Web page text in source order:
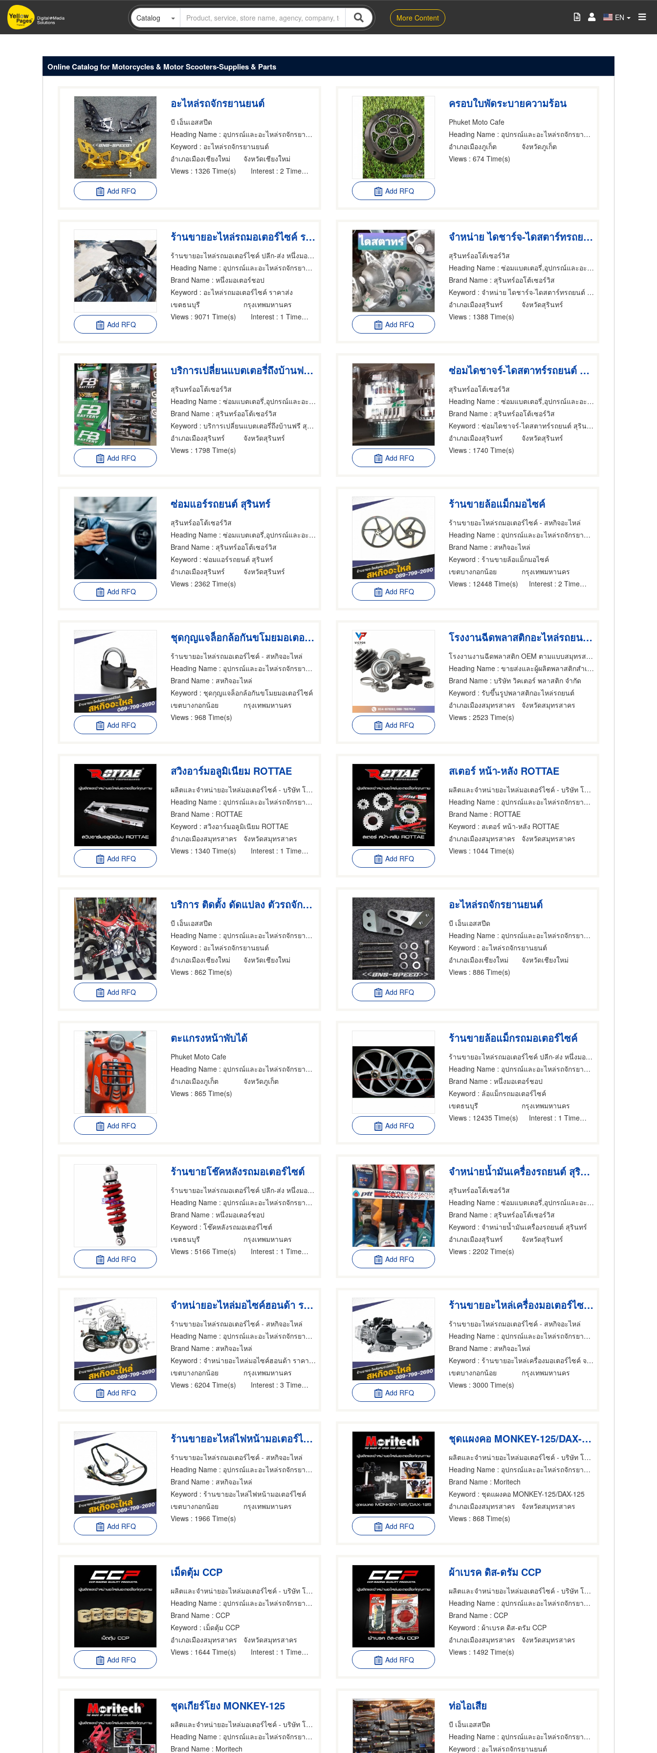
Skip
main
Catalog More Content EN
Online Catalog for Motorcycles & Motor Scooters-Supplies & Parts
Add RFQ
อะไหล่รถจักรยานยนต์
บี เอ็นเอสสปีด
Heading Name : อุปกรณ์และอะไหล่รถจักรยานยนต์และรถสกูตเตอร์
Keyword : อะไหล่รถจักรยานยนต์
อำเภอเมืองเชียงใหม่
จังหวัดเชียงใหม่
Views : 1326 Time(s) Interest : 2 Time(s)
Add RFQ
ครอบใบพัดระบายความร้อน
Phuket Moto Cafe
Heading Name : อุปกรณ์และอะไหล่รถจักรยานยนต์และรถสกูตเตอร์
อำเภอเมืองภูเก็ต
จังหวัดภูเก็ต
Views : 674 Time(s)
Add RFQ
ร้านขายอะไหล่รถมอเตอร์ไซค์ ราคาส่ง
ร้านขายอะไหล่รถมอเตอร์ไซค์ ปลีก-ส่ง หนึ่งมอเตอร์ชอป (FirstMotorshop)
Heading Name : อุปกรณ์และอะไหล่รถจักรยานยนต์และรถสกูตเตอร์
Brand Name : หนึ่งมอเตอร์ชอป
Keyword : อะไหล่รถมอเตอร์ไซค์ ราคาส่ง
เขตธนบุรี
กรุงเทพมหานคร
Views : 9071 Time(s) Interest : 1 Time(s)
Add RFQ
จําหน่าย ไดชาร์จ-ไดสตาร์ทรถยนต์ สุรินทร์
สุรินทร์ออโต้เซอร์วิส
Heading Name : ซ่อมแบตเตอรี่,อุปกรณ์และอะไหล่รถจักรยานยนต์และรถสกูตเตอร์,อุปกรณ์และอะไหล่รถจักรยานยนต์และรถสกูตเตอร์
Brand Name : สุรินทร์ออโต้เซอร์วิส
Keyword : จําหน่าย ไดชาร์จ-ไดสตาร์ทรถยนต์ สุรินทร์
อำเภอเมืองสุรินทร์
จังหวัดสุรินทร์
Views : 1388 Time(s)
Add RFQ
บริการเปลี่ยนแบตเตอรี่ถึงบ้านฟรี สุรินทร์
สุรินทร์ออโต้เซอร์วิส
Heading Name : ซ่อมแบตเตอรี่,อุปกรณ์และอะไหล่รถจักรยานยนต์และรถสกูตเตอร์,อุปกรณ์และอะไหล่รถจักรยานยนต์และรถสกูตเตอร์
Brand Name : สุรินทร์ออโต้เซอร์วิส
Keyword : บริการเปลี่ยนแบตเตอรี่ถึงบ้านฟรี สุรินทร์
อำเภอเมืองสุรินทร์
จังหวัดสุรินทร์
Views : 1798 Time(s)
Add RFQ
ซ่อมไดชาจร์-ไดสตาทร์รถยนต์ สุรินทร์
สุรินทร์ออโต้เซอร์วิส
Heading Name : ซ่อมแบตเตอรี่,อุปกรณ์และอะไหล่รถจักรยานยนต์และรถสกูตเตอร์,อุปกรณ์และอะไหล่รถจักรยานยนต์และรถสกูตเตอร์
Brand Name : สุรินทร์ออโต้เซอร์วิส
Keyword : ซ่อมไดชาจร์-ไดสตาทร์รถยนต์ สุรินทร์
อำเภอเมืองสุรินทร์
จังหวัดสุรินทร์
Views : 1740 Time(s)
Add RFQ
ซ่อมแอร์รถยนต์ สุรินทร์
สุรินทร์ออโต้เซอร์วิส
Heading Name : ซ่อมแบตเตอรี่,อุปกรณ์และอะไหล่รถจักรยานยนต์และรถสกูตเตอร์,อุปกรณ์และอะไหล่รถจักรยานยนต์และรถสกูตเตอร์
Brand Name : สุรินทร์ออโต้เซอร์วิส
Keyword : ซ่อมแอร์รถยนต์ สุรินทร์
อำเภอเมืองสุรินทร์
จังหวัดสุรินทร์
Views : 2362 Time(s)
Add RFQ
ร้านขายล้อแม็กมอไซค์
ร้านขายอะไหล่รถมอเตอร์ไซค์ - สหกิจอะไหล่
Heading Name : อุปกรณ์และอะไหล่รถจักรยานยนต์และรถสกูตเตอร์,ล้อ,ขายส่งและผู้ผลิตอุปกรณ์และอะไหล่รถจักรยานยนต์และรถสกูตเตอร์
Brand Name : สหกิจอะไหล่
Keyword : ร้านขายล้อแม็กมอไซค์
เขตบางกอกน้อย
กรุงเทพมหานคร
Views : 12448 Time(s) Interest : 2 Time(s)
Add RFQ
ชุดกุญแจล็อกล้อกันขโมยมอเตอร์ไซค์
ร้านขายอะไหล่รถมอเตอร์ไซค์ - สหกิจอะไหล่
Heading Name : อุปกรณ์และอะไหล่รถจักรยานยนต์และรถสกูตเตอร์,กุญแจ,ขายส่งและผู้ผลิตอุปกรณ์และอะไหล่รถจักรยานยนต์และรถสกูตเตอร์
Brand Name : สหกิจอะไหล่
Keyword : ชุดกุญแจล็อกล้อกันขโมยมอเตอร์ไซค์
เขตบางกอกน้อย
กรุงเทพมหานคร
Views : 968 Time(s)
Add RFQ
โรงงานฉีดพลาสติกอะไหล่รถยนต์ สมุทรสาคร
โรงงานงานฉีดพลาสติก OEM ตามแบบสมุทรสาคร
Heading Name : ขายส่งและผู้ผลิตพลาสติกสำเร็จรูป,อุปกรณ์และอะไหล่รถจักรยานยนต์และรถสกูตเตอร์,ขึ้นรูปพลาสติกด้วยแรงสุญญากาศ
Brand Name : บริษัท วิคเตอร์ พลาสติก จำกัด
Keyword : รับขึ้นรูปพลาสติกอะไหล่รถยนต์
อำเภอเมืองสมุทรสาคร
จังหวัดสมุทรสาคร
Views : 2523 Time(s)
Add RFQ
สวิงอาร์มอลูมิเนียม ROTTAE
ผลิตและจำหน่ายอะไหล่มอเตอร์ไซค์ - บริษัท โชคเจริญพร ควอลิตี้ พาร์ท จำกัด
Heading Name : อุปกรณ์และอะไหล่รถจักรยานยนต์และรถสกูตเตอร์
Brand Name : ROTTAE
Keyword : สวิงอาร์มอลูมิเนียม ROTTAE
อำเภอเมืองสมุทรสาคร
จังหวัดสมุทรสาคร
Views : 1340 Time(s) Interest : 1 Time(s)
Add RFQ
สเตอร์ หน้า-หลัง ROTTAE
ผลิตและจำหน่ายอะไหล่มอเตอร์ไซค์ - บริษัท โชคเจริญพร ควอลิตี้ พาร์ท จำกัด
Heading Name : อุปกรณ์และอะไหล่รถจักรยานยนต์และรถสกูตเตอร์
Brand Name : ROTTAE
Keyword : สเตอร์ หน้า-หลัง ROTTAE
อำเภอเมืองสมุทรสาคร
จังหวัดสมุทรสาคร
Views : 1044 Time(s)
Add RFQ
บริการ ติดตั้ง ดัดแปลง ตัวรถจักรยานยนต์
บี เอ็นเอสสปีด
Heading Name : อุปกรณ์และอะไหล่รถจักรยานยนต์และรถสกูตเตอร์
Keyword : อะไหล่รถจักรยานยนต์
อำเภอเมืองเชียงใหม่
จังหวัดเชียงใหม่
Views : 862 Time(s)
Add RFQ
อะไหล่รถจักรยานยนต์
บี เอ็นเอสสปีด
Heading Name : อุปกรณ์และอะไหล่รถจักรยานยนต์และรถสกูตเตอร์
Keyword : อะไหล่รถจักรยานยนต์
อำเภอเมืองเชียงใหม่
จังหวัดเชียงใหม่
Views : 886 Time(s)
Add RFQ
ตะแกรงหน้าพับได้
Phuket Moto Cafe
Heading Name : อุปกรณ์และอะไหล่รถจักรยานยนต์และรถสกูตเตอร์
อำเภอเมืองภูเก็ต
จังหวัดภูเก็ต
Views : 865 Time(s)
Add RFQ
ร้านขายล้อแม็กรถมอเตอร์ไซค์
ร้านขายอะไหล่รถมอเตอร์ไซค์ ปลีก-ส่ง หนึ่งมอเตอร์ชอป (FirstMotorshop)
Heading Name : อุปกรณ์และอะไหล่รถจักรยานยนต์และรถสกูตเตอร์,รถจักรยาน,ขายส่งและผู้ผลิตอุปกรณ์และอะไหล่รถจักรยาน
Brand Name : หนึ่งมอเตอร์ชอป
Keyword : ล้อแม็กรถมอเตอร์ไซค์
เขตธนบุรี
กรุงเทพมหานคร
Views : 12435 Time(s) Interest : 1 Time(s)
Add RFQ
ร้านขายโช๊คหลังรถมอเตอร์ไซต์
ร้านขายอะไหล่รถมอเตอร์ไซค์ ปลีก-ส่ง หนึ่งมอเตอร์ชอป (FirstMotorshop)
Heading Name : อุปกรณ์และอะไหล่รถจักรยานยนต์และรถสกูตเตอร์,รถจักรยาน,อุปกรณ์และอะไหล่รถจักรยานยนต์และรถสกูตเตอร์
Brand Name : หนึ่งมอเตอร์ชอป
Keyword : โช๊คหลังรถมอเตอร์ไซต์
เขตธนบุรี
กรุงเทพมหานคร
Views : 5166 Time(s) Interest : 1 Time(s)
Add RFQ
จำหน่ายน้ำมันเครื่องรถยนต์ สุรินทร์
สุรินทร์ออโต้เซอร์วิส
Heading Name : ซ่อมแบตเตอรี่,อุปกรณ์และอะไหล่รถจักรยานยนต์และรถสกูตเตอร์,อุปกรณ์และอะไหล่รถจักรยานยนต์และรถสกูตเตอร์
Brand Name : สุรินทร์ออโต้เซอร์วิส
Keyword : จำหน่ายน้ำมันเครื่องรถยนต์ สุรินทร์
อำเภอเมืองสุรินทร์
จังหวัดสุรินทร์
Views : 2202 Time(s)
Add RFQ
จำหน่ายอะไหล่มอไซค์ฮอนด้า ราคาถูก
ร้านขายอะไหล่รถมอเตอร์ไซค์ - สหกิจอะไหล่
Heading Name : อุปกรณ์และอะไหล่รถจักรยานยนต์และรถสกูตเตอร์,อุปกรณ์และอะไหล่รถจักรยานยนต์และรถสกูตเตอร์
Brand Name : สหกิจอะไหล่
Keyword : จำหน่ายอะไหล่มอไซค์ฮอนด้า ราคาถูก
เขตบางกอกน้อย
กรุงเทพมหานคร
Views : 6204 Time(s) Interest : 3 Time(s)
Add RFQ
ร้านขายอะไหล่เครื่องมอเตอร์ไซค์ จรัญสนิทวงศ์ ราคาถูก
ร้านขายอะไหล่รถมอเตอร์ไซค์ - สหกิจอะไหล่
Heading Name : อุปกรณ์และอะไหล่รถจักรยานยนต์และรถสกูตเตอร์,ขายส่งและผู้ผลิตอุปกรณ์และอะไหล่รถจักรยานยนต์และรถสกูตเตอร์,ซ่อมรถจักรยานยนต์และรถสกูตเตอร์
Brand Name : สหกิจอะไหล่
Keyword : ร้านขายอะไหล่เครื่องมอเตอร์ไซค์ จรัญสนิทวงศ์ ราคาถูก
เขตบางกอกน้อย
กรุงเทพมหานคร
Views : 3000 Time(s)
Add RFQ
ร้านขายอะไหล่ไฟหน้ามอเตอร์ไซค์
ร้านขายอะไหล่รถมอเตอร์ไซค์ - สหกิจอะไหล่
Heading Name : อุปกรณ์และอะไหล่รถจักรยานยนต์และรถสกูตเตอร์,ขายส่งและผู้ผลิตอุปกรณ์และอะไหล่รถจักรยานยนต์และรถสกูตเตอร์,ซ่อมรถจักรยานยนต์และรถสกูตเตอร์
Brand Name : สหกิจอะไหล่
Keyword : ร้านขายอะไหล่ไฟหน้ามอเตอร์ไซค์
เขตบางกอกน้อย
กรุงเทพมหานคร
Views : 1966 Time(s)
Add RFQ
ชุดแผงคอ MONKEY-125/DAX-125
ผลิตและจำหน่ายอะไหล่มอเตอร์ไซค์ - บริษัท โชคเจริญพร ควอลิตี้ พาร์ท จำกัด
Heading Name : อุปกรณ์และอะไหล่รถจักรยานยนต์และรถสกูตเตอร์
Brand Name : Moritech
Keyword : ชุดแผงคอ MONKEY-125/DAX-125
อำเภอเมืองสมุทรสาคร
จังหวัดสมุทรสาคร
Views : 868 Time(s)
Add RFQ
เม็ดตุ้ม CCP
ผลิตและจำหน่ายอะไหล่มอเตอร์ไซค์ - บริษัท โชคเจริญพร ควอลิตี้ พาร์ท จำกัด
Heading Name : อุปกรณ์และอะไหล่รถจักรยานยนต์และรถสกูตเตอร์
Brand Name : CCP
Keyword : เม็ดตุ้ม CCP
อำเภอเมืองสมุทรสาคร
จังหวัดสมุทรสาคร
Views : 1644 Time(s) Interest : 1 Time(s)
Add RFQ
ผ้าเบรค ดิส-ดรัม CCP
ผลิตและจำหน่ายอะไหล่มอเตอร์ไซค์ - บริษัท โชคเจริญพร ควอลิตี้ พาร์ท จำกัด
Heading Name : อุปกรณ์และอะไหล่รถจักรยานยนต์และรถสกูตเตอร์
Brand Name : CCP
Keyword : ผ้าเบรค ดิส-ดรัม CCP
อำเภอเมืองสมุทรสาคร
จังหวัดสมุทรสาคร
Views : 1492 Time(s)
ชุดเกียร์โยง MONKEY-125
ผลิตและจำหน่ายอะไหล่มอเตอร์ไซค์ - บริษัท โชคเจริญพร ควอลิตี้ พาร์ท จำกัด
Heading Name : อุปกรณ์และอะไหล่รถจักรยานยนต์และรถสกูตเตอร์
Brand Name : Moritech
ท่อไอเสีย
บี เอ็นเอสสปีด
Heading Name : อุปกรณ์และอะไหล่รถจักรยานยนต์และรถสกูตเตอร์
Keyword : อะไหล่รถจักรยานยนต์